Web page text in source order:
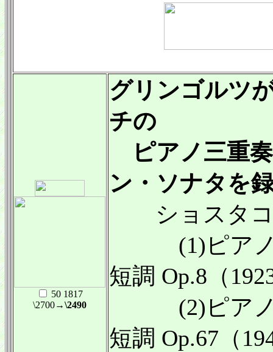
50 1817
\2700→\2490
グリンゴルツ
チの
ピアノ三重
ン・ソナタを
ショスタコ
(1)ピアノ
短調 Op.8（
(2)ピアノ
短調 Op.67（